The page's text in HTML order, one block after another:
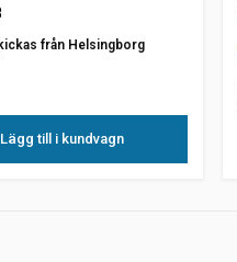
från Helsingborg
Lägg till i kundvagn